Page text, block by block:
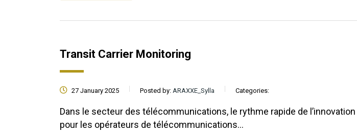
Transit Carrier Monitoring
27 January 2025 Posted by: ARAXXE_Sylla Categories:
Dans le secteur des télécommunications, le rythme rapide de
pour les opérateurs de télécommunications…